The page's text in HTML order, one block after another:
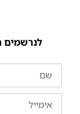
לנרשמים חדשים 10%